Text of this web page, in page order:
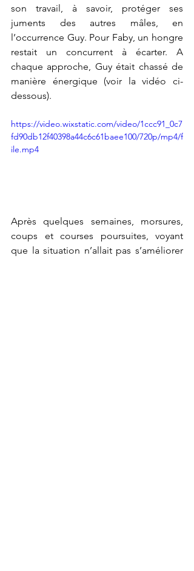
son travail, à savoir, protéger ses
juments des autres mâles, en
l’occurrence Guy. Pour Faby, un hongre
restait un concurrent à écarter. A
chaque approche, Guy était chassé de
manière énergique (voir la vidéo ci-
dessous).
https://video.wixstatic.com/video/1ccc91_0c7
fd90db12f40398a44c6c61baee100/720p/mp4/f
ile.mp4
Après quelques semaines, morsures,
coups et courses poursuites, voyant
que la situation n’allait pas s’améliorer